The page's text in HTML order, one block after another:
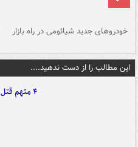
خودروهای جدید شیائومی در راه بازار
این مطالب را از دست ندهید....
۴ متهم قتل حمیدرضا رجب‌زاده دستگیر شدند